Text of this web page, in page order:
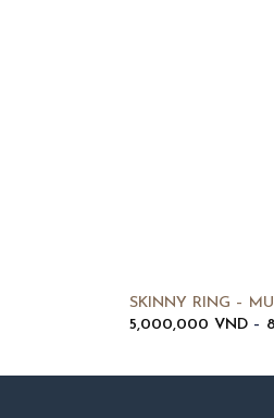
SKINNY RING –
5,000,000VND –